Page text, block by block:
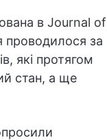
в Journal of
проводилося за
які протягом
стан, а ще